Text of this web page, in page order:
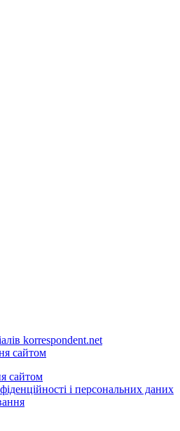
korrespondent.net
сайтом
сайтом
і персональних даних